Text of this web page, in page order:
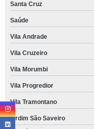
Santa Cruz
Saúde
Vila Andrade
Vila Cruzeiro
Vila Morumbi
Vila Progredior
Vila Tramontano
jardim São Saveiro